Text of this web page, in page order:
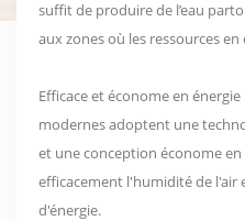
suffit de produire de l’eau
aux zones où les ressources
Efficace et économe en
modernes adoptent une
et une conception économe
efficacement l'humidité de l'air
d'énergie.